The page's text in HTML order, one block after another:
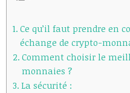
Ce qu’il faut prendre en
échange de crypto-
Comment choisir le
monnaies ?
La sécurité :